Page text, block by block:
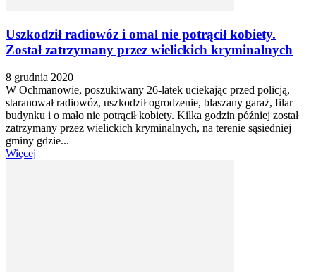
Uszkodził radiowóz i omal nie potrącił kobiety.
Został zatrzymany przez wielickich kryminalnych
8 grudnia 2020
W Ochmanowie, poszukiwany 26-latek uciekając przed policją,
staranował radiowóz, uszkodził ogrodzenie, blaszany garaż, filar
budynku i o mało nie potrącił kobiety. Kilka godzin później został
zatrzymany przez wielickich kryminalnych, na terenie sąsiedniej
gminy gdzie...
Więcej